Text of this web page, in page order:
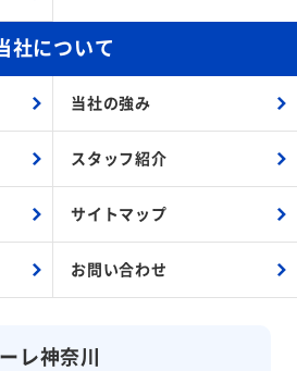
レ神奈川
社について
当社の強み
スタッフ紹介
サイトマップ
お問い合わせ